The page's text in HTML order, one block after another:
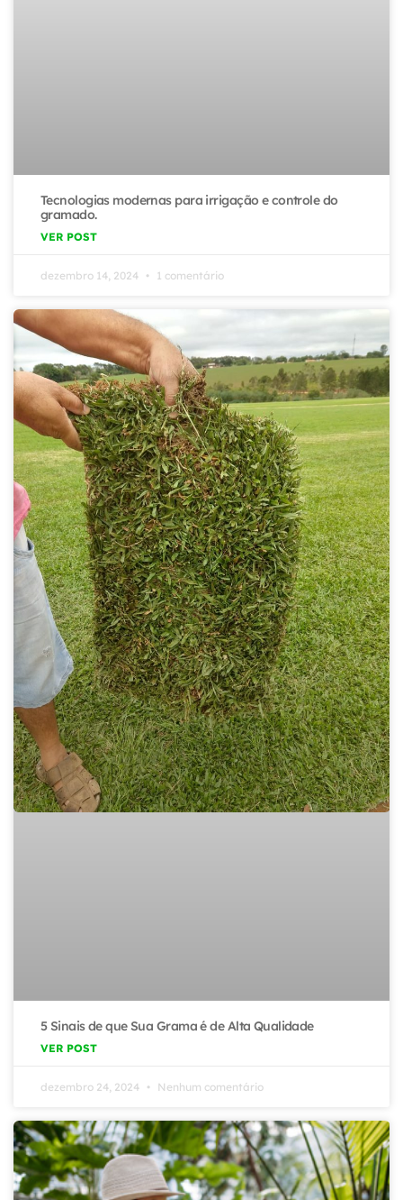
Tecnologias modernas para irrigação e controle do
gramado.
VER POST
dezembro 14, 2024 1 comentário
5 Sinais de que Sua Grama é de Alta Qualidade
VER POST
dezembro 24, 2024 Nenhum comentário